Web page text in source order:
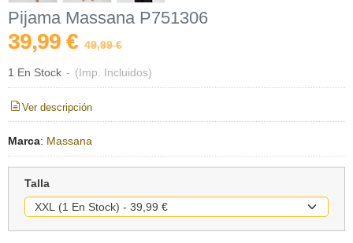
Pijama Massana P751306
39,99 € 49,99 €
1 En Stock - (Imp. Incluidos)
Ver descripción
Marca: Massana
Talla